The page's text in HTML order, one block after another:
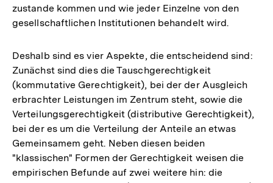
zustande kommen und wie jeder Einzelne von den
gesellschaftlichen Institutionen behandelt wird.
Deshalb sind es vier Aspekte, die entscheidend sind:
Zunächst sind dies die Tauschgerechtigkeit
(kommutative Gerechtigkeit), bei der der Ausgleich
erbrachter Leistungen im Zentrum steht, sowie die
Verteilungsgerechtigkeit (distributive Gerechtigkeit),
bei der es um die Verteilung der Anteile an etwas
Gemeinsamem geht. Neben diesen beiden
"klassischen" Formen der Gerechtigkeit weisen die
empirischen Befunde auf zwei weitere hin: die